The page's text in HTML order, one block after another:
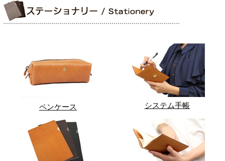
ペンケース システム手帳